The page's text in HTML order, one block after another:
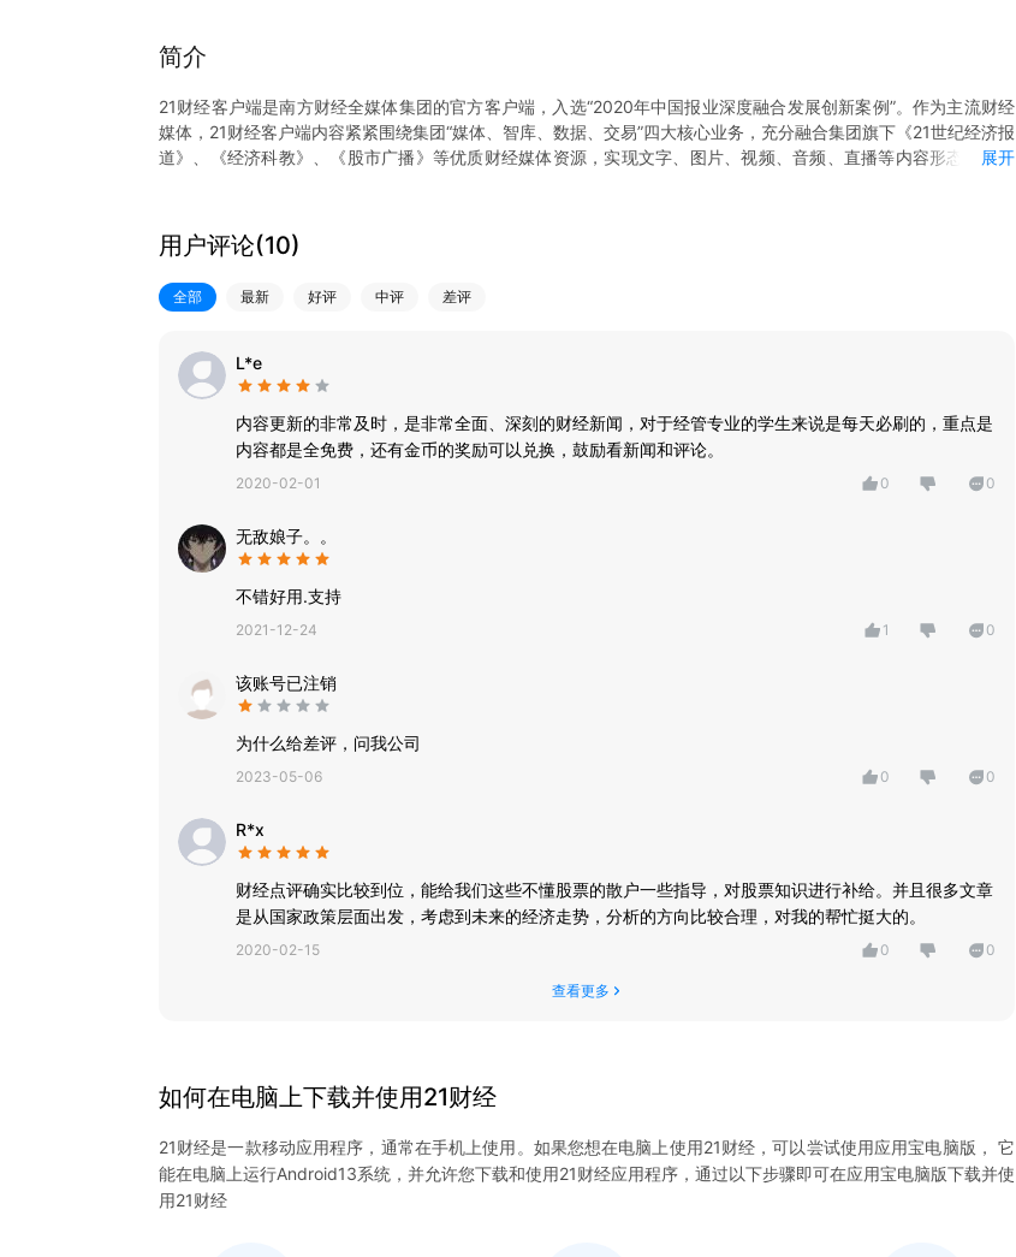
简介
21财经客户端是南方财经全媒体集团的官方客户端，入选“2020年中国报业深度融合发展创新案例”。作为主流财经
媒体，21财经客户端内容紧紧围绕集团“媒体、智库、数据、交易”四大核心业务，充分融合集团旗下《21世纪经济报
道》、《经济科教》、《股市广播》等优质财经媒体资源，实现文字、图片、视频、音频、直播等内容形态的全覆
【聚焦财经热点】
这里有重要财经事件的深度解读，助你掌握每个重大拐点；这里有资本市场的起伏跌宕，让你洞悉各个趋势投资机
会；这里有时政新闻的专业评论，为你解析经济时局变化；这里有全球产业发展的趋势分析，让你及时了解产业发
【南财号】
权威经济学家、知名首席分析师、专家学者入驻，聚焦未来经济形势预判，对重磅财经事件进行解读，与你分享投
【7x24快讯】
快讯7x24小时不间断提供资讯、股票、理财、债券等信息。
展开
用户评论(10)
全部 最新 好评 中评 差评
L*e
内容更新的非常及时，是非常全面、深刻的财经新闻，对于经管专业的学生来说是每天必刷的，重点是
内容都是全免费，还有金币的奖励可以兑换，鼓励看新闻和评论。
2020-02-01 0 0
无敌娘子。。
不错好用.支持
2021-12-24 1 0
该账号已注销
为什么给差评，问我公司
2023-05-06 0 0
R*x
财经点评确实比较到位，能给我们这些不懂股票的散户一些指导，对股票知识进行补给。并且很多文章
是从国家政策层面出发，考虑到未来的经济走势，分析的方向比较合理，对我的帮忙挺大的。
2020-02-15 0 0
查看更多
如何在电脑上下载并使用21财经
21财经是一款移动应用程序，通常在手机上使用。如果您想在电脑上使用21财经 ，可以尝试使用应用宝电脑版， 它
能在电脑上运行Android13系统，并允许您下载和使用21财经应用程序，通过以下步骤即可在应用宝电脑版下载并使
用21财经